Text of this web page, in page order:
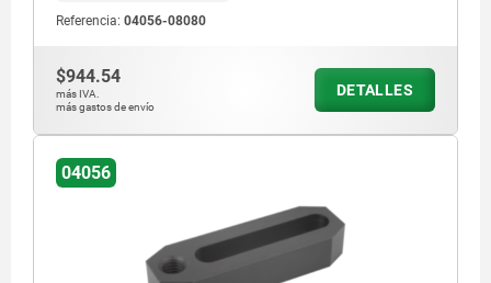
Referencia: 04056-08080
$944.54
más IVA.
más gastos de envío
DETALLES
04056